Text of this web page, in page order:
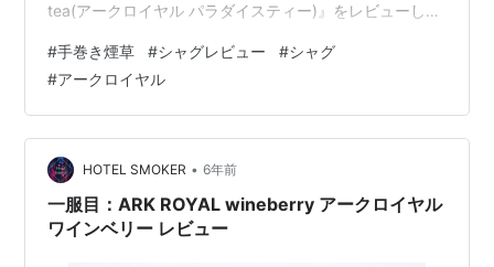
tea(アークロイヤル パラダイスティー)』をレビューしま
#手巻き煙草 #シャグレビュー #シャグ
#アークロイヤル
HOTEL SMOKER • 6年前
一服目：ARK ROYAL wineberry アークロイヤル
ワインベリー レビュー